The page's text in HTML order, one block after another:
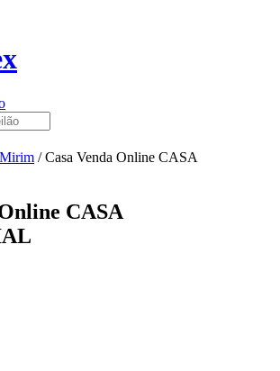
/ Casa Venda Online CASA
CASA